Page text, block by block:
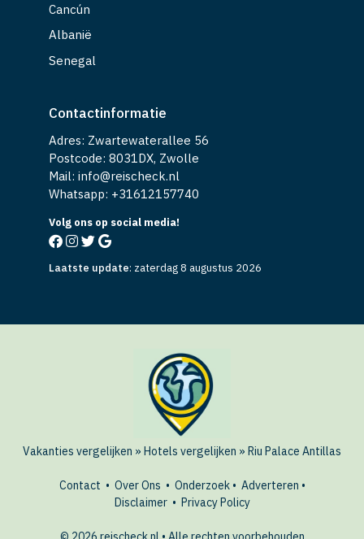
Cancún
Albanië
Senegal
Contactinformatie
Adres: Zwartewaterallee 56
Postcode: 8031DX, Zwolle
Mail: info@reischeck.nl
Whatsapp: +31612157740
Volg ons op social media!
Laatste update: zaterdag 8 augustus 2026
Vakanties vergelijken » Hotels vergelijken » Riu Palace Antillas
Contact • Over Ons • Onderzoek• Adverteren •
Disclaimer• Privacy Policy